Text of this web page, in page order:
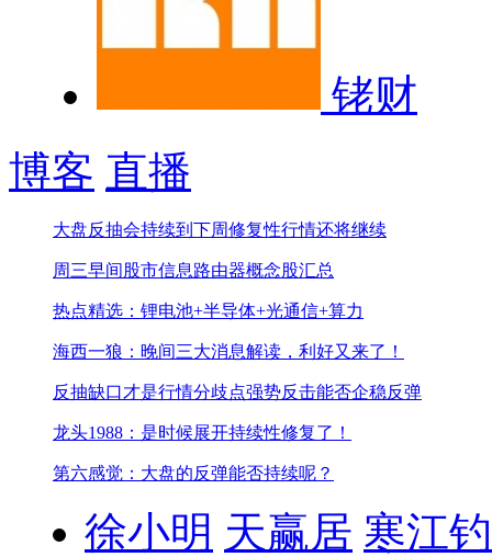
铑财
博客 直播
大盘反抽会持续到下周修复性行情还将继续
周三早间股市信息路由器概念股汇总
热点精选：锂电池+半导体+光通信+算力
海西一狼：晚间三大消息解读，利好又来了！
反抽缺口才是行情分歧点强势反击能否企稳反弹
龙头1988：是时候展开持续性修复了！
第六感觉：大盘的反弹能否持续呢？
徐小明 天赢居 寒江